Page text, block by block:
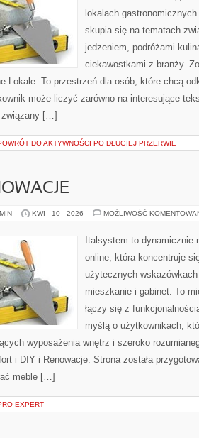
lokalach
skupia się na tematach
jedzeniem, podróżami
ciekawostkami z branży.
Lokale. To przestrzeń dla osób, które chcą
może liczyć zarówno na interesujące
[…]
DO AKTYWNOŚCI PO DŁUGIEJ PRZERWIE
KWI - 10 - 2026 MOŻLIWOŚĆ
Italsystem to dynamicznie
online, która koncentruje
użytecznych
mieszkanie i gabinet. To
łączy się z
myślą o użytkownikach,
wyposażenia wnętrz i szeroko
i DIY i Renowacje. Strona została
meble […]
EXPERT